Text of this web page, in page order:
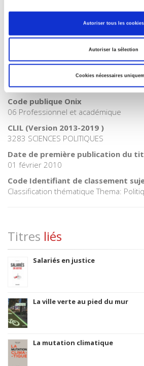
Autoriser tous les cookies
Autoriser la sélection
Cookies nécessaires
Internet Hierarchy>Société
Internet Hierarchy>Sociologie
BISAC Subject Heading
POL000000 POLITICAL SCIENCE
Code publique Onix
06 Professionnel et académique
CLIL (Version 2013-2019 )
3283 SCIENCES POLITIQUES
Date de première publication du
01 février 2010
Code Identifiant de classement
Classification thématique Thema:
Titres liés
Salariés en justice
La ville verte au pied du mur
La mutation climatique